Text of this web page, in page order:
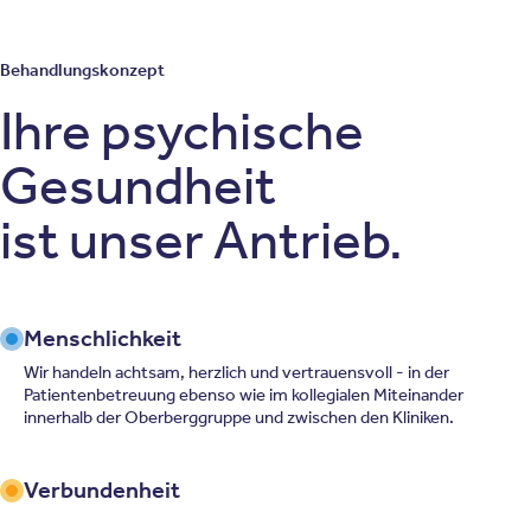
Behandlungskonzept
Ihre psychische
Gesundheit
ist unser Antrieb.
Menschlichkeit
Wir handeln achtsam, herzlich und vertrauensvoll - in der
Patientenbetreuung ebenso wie im kollegialen Miteinander
innerhalb der Oberberggruppe und zwischen den Kliniken.
Verbundenheit